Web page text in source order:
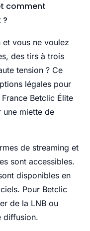
comment
vous ne voulez
des tirs à trois
tension ? Ce
légales pour
Betclic Élite
une miette de
de streaming et
sont accessibles.
disponibles en
Pour Betclic
de la LNB ou
diffusion.